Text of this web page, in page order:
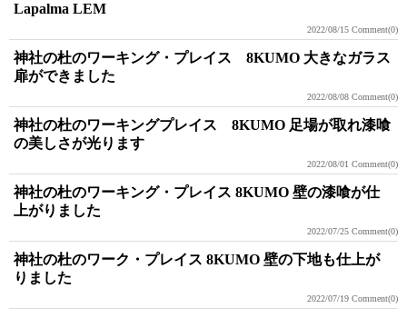
Lapalma LEM
2022/08/15 Comment(0)
神社の杜のワーキング・プレイス 8KUMO 大きなガラス
扉ができました
2022/08/08 Comment(0)
神社の杜のワーキングプレイス 8KUMO 足場が取れ漆喰
の美しさが光ります
2022/08/01 Comment(0)
神社の杜のワーキング・プレイス 8KUMO 壁の漆喰が仕
上がりました
2022/07/25 Comment(0)
神社の杜のワーク・プレイス 8KUMO 壁の下地も仕上が
りました
2022/07/19 Comment(0)